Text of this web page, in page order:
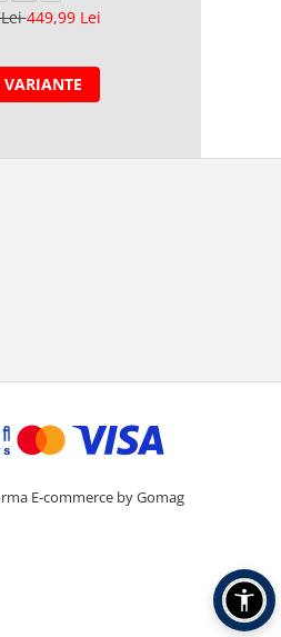
449,99 Lei
VARIANTE
E-commerce by Gomag